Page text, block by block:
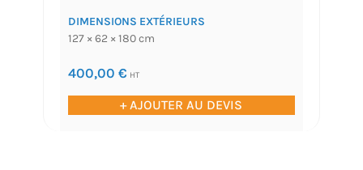
DIMENSIONS EXTÉRIEURS
127 × 62 × 180 cm
400,00 € HT
+ AJOUTER AU DEVIS